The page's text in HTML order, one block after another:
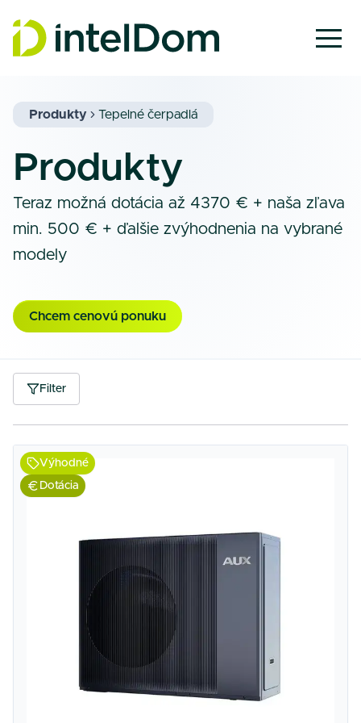
Produkty Tepelné čerpadlá
Produkty
Teraz možná dotácia až 4370 € + naša zľava
min. 500 € + ďalšie zvýhodnenia na vybrané
modely
Chcem cenovú ponuku
Filter
Výhodné
Dotácia